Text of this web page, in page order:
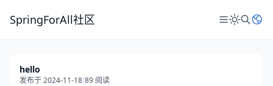
SpringForAll社区
hello
发布于 2024-11-18/89 阅读